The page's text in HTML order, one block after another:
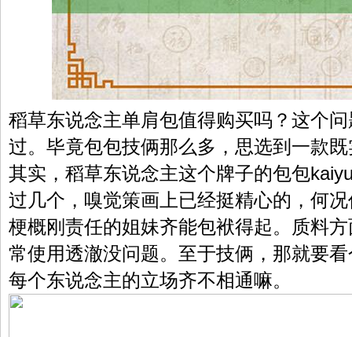
稻草东说念主单肩包值得购买吗？这个
过。毕竟包包技俩那么多，思选到一款
其实，稻草东说念主这个牌子的包包
过几个，嗅觉策画上已经挺精心的，何
梗概刚责任的姐妹齐能包袱得起。质料
常使用透澈没问题。至于技俩，那就要
每个东说念主的立场齐不相通嘛。